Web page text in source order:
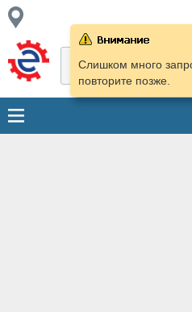
Слишком много
повторите позже.